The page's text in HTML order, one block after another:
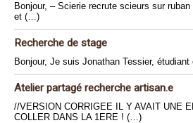
Bonjour, – Scierie recrute scieurs sur
et (…)
Recherche de stage
Bonjour, Je suis Jonathan Tessier,
Atelier partagé recherche artisan.e
//VERSION CORRIGEE IL Y AVAIT UNE
COLLER DANS LA 1ERE ! (…)